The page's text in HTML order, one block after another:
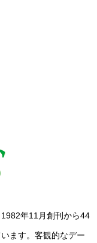
年11月創刊から44
ます。客観的なデー